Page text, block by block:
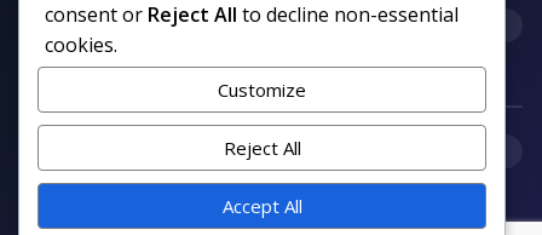
Links uteis
consent or Reject All to decline non-essential
cookies.
Customize
Reject All
Accept All